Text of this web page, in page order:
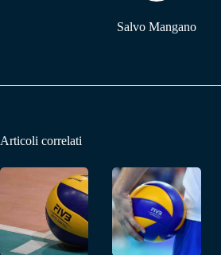
Salvo Mangano
Articoli correlati